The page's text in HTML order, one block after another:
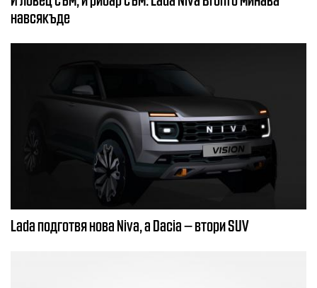
навсякъде
Lada подготвя нова Niva, а Dacia – втори SUV